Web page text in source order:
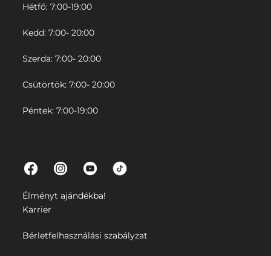
Hétfő: 7:00-19:00
Kedd: 7:00- 20:00
Szerda: 7:00- 20:00
Csütörtök: 7:00- 20:00
Péntek: 7:00-19:00
Élményt ajándékba!
Karrier
Bérletfelhasználási szabályzat